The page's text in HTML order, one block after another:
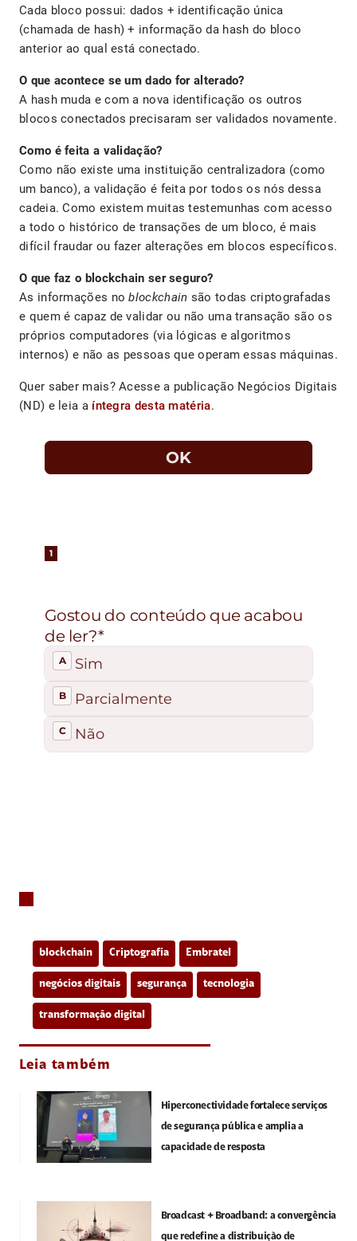
Cada bloco possui: dados + identificação única
(chamada de hash) + informação da hash do bloco
anterior ao qual está conectado.
O que acontece se um dado for alterado?
A hash muda e com a nova identificação os outros
blocos conectados precisaram ser validados novamente.
Como é feita a validação?
Como não existe uma instituição centralizadora (como
um banco), a validação é feita por todos os nós dessa
cadeia. Como existem muitas testemunhas com acesso
a todo o histórico de transações de um bloco, é mais
difícil fraudar ou fazer alterações em blocos específicos.
O que faz o blockchain ser seguro?
As informações noblockchain são todas criptografadas
e quem é capaz de validar ou não uma transação são os
próprios computadores (via lógicas e algoritmos
internos) e não as pessoas que operam essas máquinas.
Quer saber mais? Acesse a publicação Negócios Digitais
(ND) e leia a íntegra desta matéria.
blockchain Criptografia Embratel
negócios digitais segurança tecnologia
transformação digital
Leia também
Hiperconectividade fortalece serviços
de segurança pública e amplia a
capacidade de resposta
Broadcast + Broadband: a convergência
que redefine a distribuição de